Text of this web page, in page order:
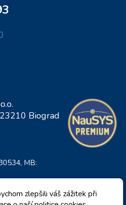
Biograd
MB:
zlepšili váš zážitek při